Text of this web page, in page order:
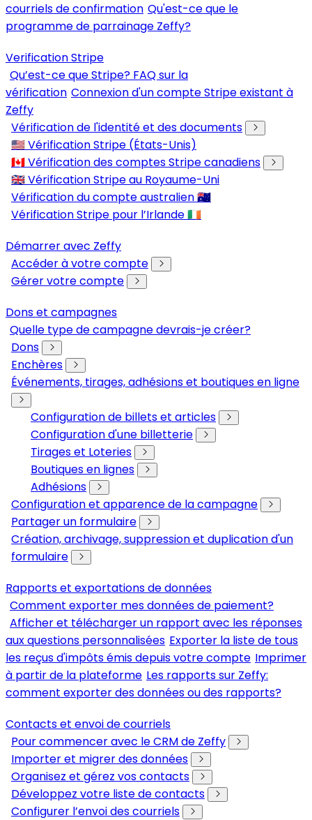
courriels de confirmation Qu'est-ce que le
programme de parrainage Zeffy?
Verification Stripe
Qu’est-ce que Stripe? FAQ sur la
vérification Connexion d'un compte Stripe existant à
Zeffy
Vérification de l'identité et des documents
🇺🇸 Vérification Stripe (États-Unis)
🇨🇦 Vérification des comptes Stripe canadiens
🇬🇧 Vérification Stripe au Royaume-Uni
Vérification du compte australien 🇦🇺
Vérification Stripe pour l’Irlande 🇮🇪
Démarrer avec Zeffy
Accéder à votre compte
Gérer votre compte
Dons et campagnes
Quelle type de campagne devrais-je créer?
Dons
Enchères
Événements, tirages, adhésions et boutiques en ligne
Configuration de billets et articles
Configuration d'une billetterie
Tirages et Loteries
Boutiques en lignes
Adhésions
Configuration et apparence de la campagne
Partager un formulaire
Création, archivage, suppression et duplication d'un
formulaire
Rapports et exportations de données
Comment exporter mes données de paiement?
Afficher et télécharger un rapport avec les réponses
aux questions personnalisées Exporter la liste de tous
les reçus d'impôts émis depuis votre compte Imprimer
à partir de la plateforme Les rapports sur Zeffy:
comment exporter des données ou des rapports?
Contacts et envoi de courriels
Pour commencer avec le CRM de Zeffy
Importer et migrer des données
Organisez et gérez vos contacts
Développez votre liste de contacts
Configurer l’envoi des courriels